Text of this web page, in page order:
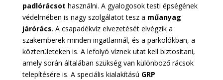
padlórácsot használni. A gyalogosok testi épségének
védelmében is nagy szolgálatot tesz a műanyag
járórács. A csapadékvíz elvezetését elvégzik a
szakemberek minden ingatlannál, és a parkolókban, a
közterületeken is. A lefolyó víznek utat kell biztosítani,
amely során általában szükség van különböző rácsok
telepítésére is. A speciális kialakítású GRP